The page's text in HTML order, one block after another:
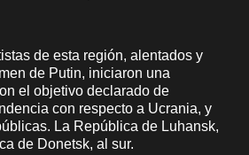
de esta región, alentados y
de Putin, iniciaron una
el objetivo declarado de
con respecto a Ucrania, y
La República de Luhansk,
de Donetsk, al sur.